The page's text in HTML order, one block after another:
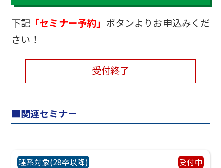
下記 「セミナー予約」 ボタンよりお申込みくだ
さい！
受付終了
関連セミナー
理系対象(28卒以降) 受付中